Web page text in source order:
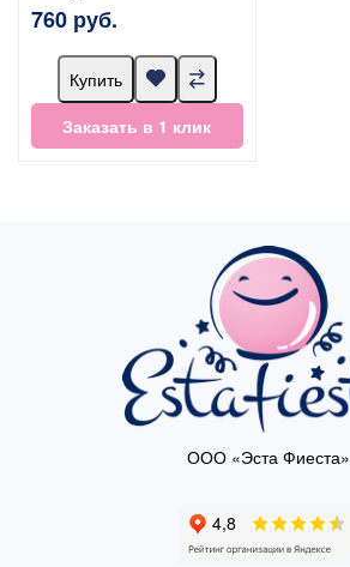
760 руб.
Купить
Заказать в 1 клик
ООО «Эста Фиеста»